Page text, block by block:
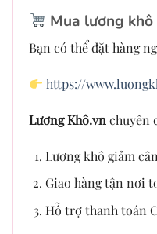
Mua lương
Bạn có thể đặt hàng
https://
Lương Khô.vn chuyên
Lương khô giảm
Giao hàng tận nơi
Hỗ trợ thanh toán